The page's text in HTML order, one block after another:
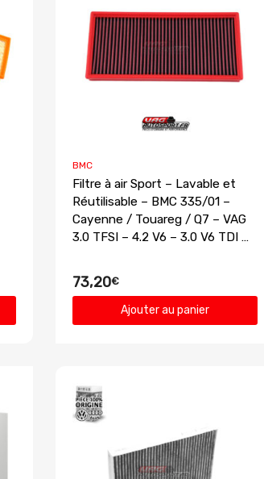
BMC
Filtre à air Sport – Lavable et
Réutilisable – BMC 335/01 –
Cayenne / Touareg / Q7 – VAG
3.0 TFSI – 4.2 V6 – 3.0 V6 TDI …
73,20€
Ajouter au panier